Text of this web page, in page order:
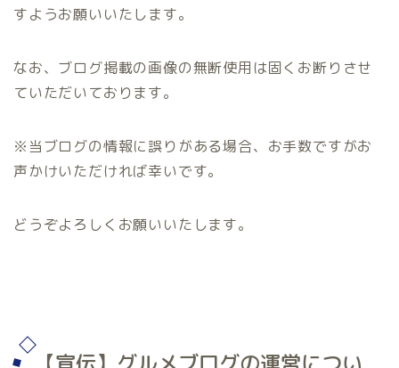
すようお願いいたします。
なお、ブログ掲載の画像の無断使用は固くお断りさせ
ていただいております。
※当ブログの情報に誤りがある場合、お手数ですがお
声かけいただければ幸いです。
どうぞよろしくお願いいたします。